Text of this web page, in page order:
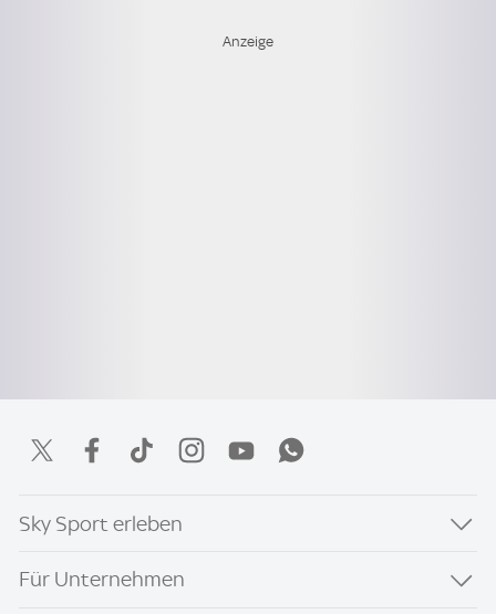
Sky Sport erleben
Für Unternehmen